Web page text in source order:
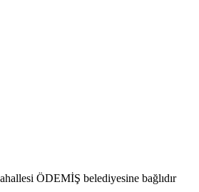
ÖDEMİŞ belediyesine bağlıdır